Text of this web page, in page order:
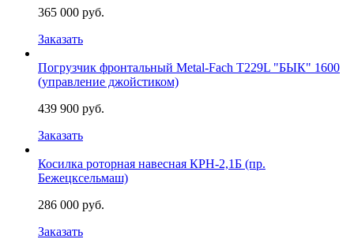
365 000 руб.
Заказать
Погрузчик фронтальный Metal-Fach Т229L "БЫК" 1600
(управление джойстиком)
439 900 руб.
Заказать
Косилка роторная навесная КРН-2,1Б (пр.
Бежецксельмаш)
286 000 руб.
Заказать